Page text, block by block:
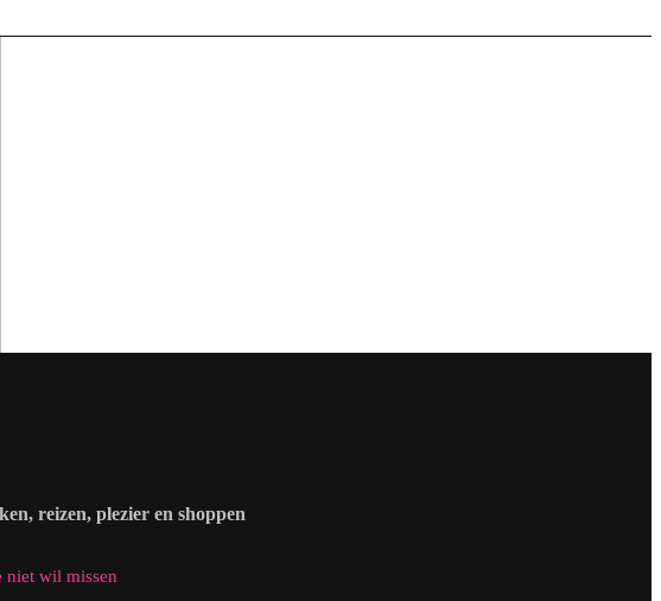
reizen, plezier en shoppen
niet wil missen